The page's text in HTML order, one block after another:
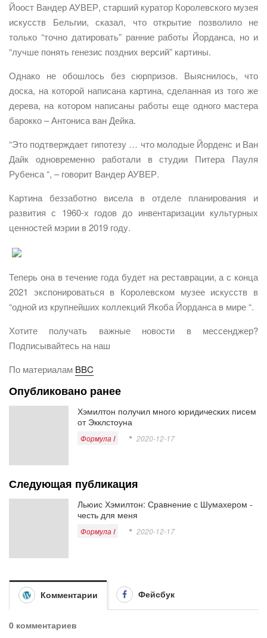
Йоост Вандер АУВЕР, старший куратор Королевского музея
искусств Бельгии, сказал, что открытие позволило не
только “точно датировать” ранние работы Йорданса, но и
“лучше понять генезис поздних версий” картины.
Однако не обошлось без сюрпризов. Выяснилось, что
доска, на которой написана картина, сделанная из того же
дерева, на котором написаны работы еще одного мастера
барокко – Антониса ван Дейка.
“Это подтверждает гипотезу … что молодые Йорденс и Ван
Дайк одновременно работали в студии Питера Пауля
Рубенса “, – говорит Вандер АУВЕР.
Картина беззаботно висела в отделе планирования и
развития с 1960-х годов до инвентаризации культурных
ценностей мэрии в 2019 году.
Теперь она в течение года будет на реставрации, а с конца
2021 экспонироваться в Королевском музее искусств в
“одной из крупнейших коллекций Якоба Йорданса в мире “.
Хотите получать важные новости в мессенджер?
Подписывайтесь на наш
По материалам BBC
Опубликовано ранее
Хэмилтон получил много юридических писем
от Экклстоуна
Формула I 2020-12-17
Следующая публикация
Льюис Хэмилтон: Сравнение с Шумахером -
честь для меня
Формула I 2020-12-17
Комментарии Фейсбук
0 комментариев